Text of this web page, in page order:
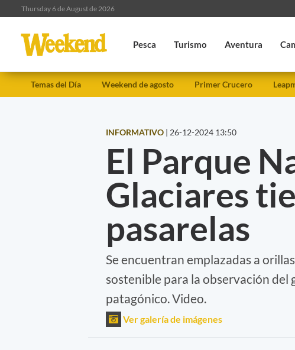
Thursday 6 de August de 2026
Pesca Turismo Aventura
Temas del Día Weekend de agosto Primer Crucero
INFORMATIVO | 26-12-2024 13:50
El Parque
Glaciares
pasarelas
Se encuentran emplazadas a
sostenible para la observación del
patagónico. Video.
Ver galería de imágenes